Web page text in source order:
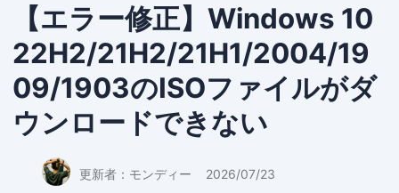
【エラー修正】Windows 10
22H2/21H2/21H1/2004/19
09/1903のISOファイルがダ
ウンロードできない
更新者： モンディー 2026/07/23